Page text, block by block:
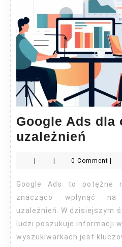
Google Ads dla
uzależnień
dla
| | 0 Comment |
Google Ads to potężne narzędzie, które może
znacząco wpłynąć na
uzależnień. W dzisiejszym
ludzi poszukuje informacji
wyszukiwarkach jest